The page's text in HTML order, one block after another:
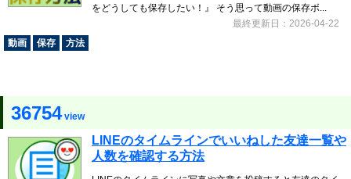
をどうしても保存したい！』 そう思って動画の保存ボ...
最終更新日：2026-04-22
動画
保存 方法
36754view
LINEのタイムラインでいいねした友達一覧や
人数を確認する方法